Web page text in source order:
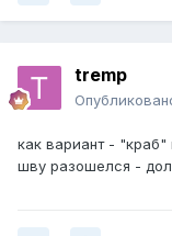
tremp
как вариант -
шву разошелся -